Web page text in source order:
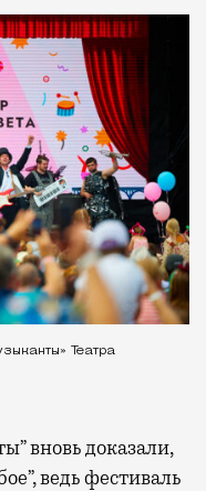
Театра
вновь доказали,
ведь фестиваль